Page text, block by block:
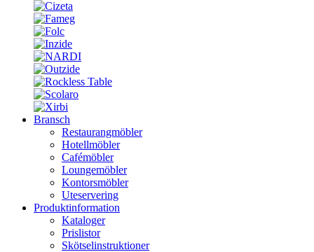
Bransch
Restaurangmöbler
Hotellmöbler
Cafémöbler
Loungemöbler
Kontorsmöbler
Uteservering
Produktinformation
Kataloger
Prislistor
Skötselinstruktioner